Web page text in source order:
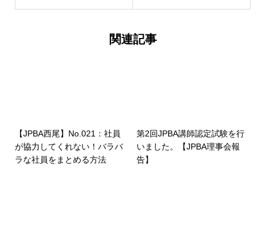
関連記事
【JPBA西尾】No.021：社員
が協力してくれない！バラバ
ラな社員をまとめる方法
第2回JPBA講師認定試験を行
いました。【JPBA理事会報
告】